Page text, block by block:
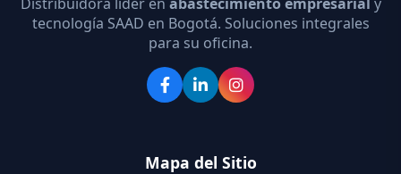
tecnología SAAD en Bogotá. Soluciones integrales
para su oficina.
Mapa del Sitio